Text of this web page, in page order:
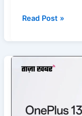
भारत
कीमतें
Read Post »
13s
जल्द